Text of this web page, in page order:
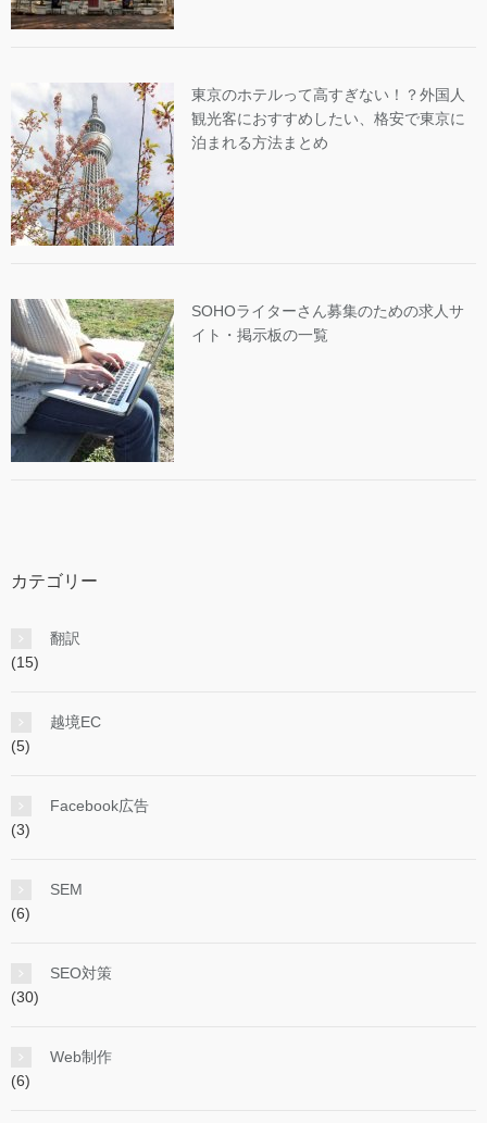
東京のホテルって高すぎない！？外国人
観光客におすすめしたい、格安で東京に
泊まれる方法まとめ
SOHOライターさん募集のための求人サ
イト・掲示板の一覧
カテゴリー
翻訳
(15)
越境EC
(5)
Facebook広告
(3)
SEM
(6)
SEO対策
(30)
Web制作
(6)